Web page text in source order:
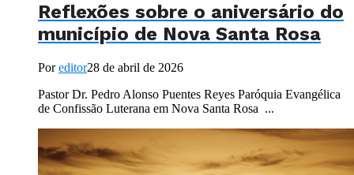
Reflexões sobre o aniversário do
município de Nova Santa Rosa
Poreditor28 de abril de 2026
Pastor Dr. Pedro Alonso Puentes Reyes Paróquia Evangélica
de Confissão Luterana em Nova Santa Rosa ...